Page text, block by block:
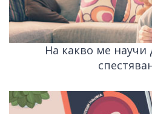
На какво ме